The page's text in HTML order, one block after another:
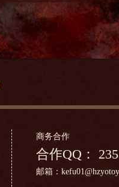
商务合作
合作QQ：
邮箱：